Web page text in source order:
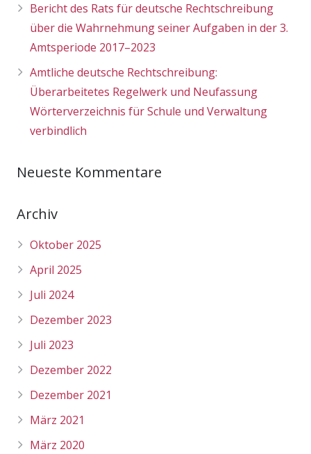
Bericht des Rats für deutsche Rechtschreibung
über die Wahrnehmung seiner Aufgaben in der 3.
Amtsperiode 2017–2023
Amtliche deutsche Rechtschreibung:
Überarbeitetes Regelwerk und Neufassung
Wörterverzeichnis für Schule und Verwaltung
verbindlich
Neueste Kommentare
Archiv
Oktober 2025
April 2025
Juli 2024
Dezember 2023
Juli 2023
Dezember 2022
Dezember 2021
März 2021
März 2020